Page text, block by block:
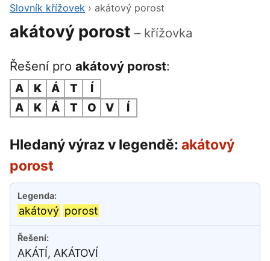
Slovník křížovek › akátový porost
akátový porost – křížovka
Řešení pro akátový porost:
A K Á T
Í
A
K Á T O V Í
Hledaný výraz v legendě: akátový
porost
akátový porost
AKÁTÍ, AKÁTOVÍ